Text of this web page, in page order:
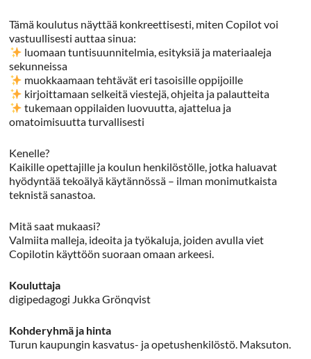
Tämä koulutus näyttää konkreettisesti, miten Copilot voi
vastuullisesti auttaa sinua:
luomaan tuntisuunnitelmia, esityksiä ja materiaaleja
sekunneissa
muokkaamaan tehtävät eri tasoisille oppijoille
kirjoittamaan selkeitä viestejä, ohjeita ja palautteita
tukemaan oppilaiden luovuutta, ajattelua ja
omatoimisuutta turvallisesti
Kenelle?
Kaikille opettajille ja koulun henkilöstölle, jotka haluavat
hyödyntää tekoälyä käytännössä – ilman monimutkaista
teknistä sanastoa.
Mitä saat mukaasi?
Valmiita malleja, ideoita ja työkaluja, joiden avulla viet
Copilotin käyttöön suoraan omaan arkeesi.
Kouluttaja
digipedagogi Jukka Grönqvist
Kohderyhmä ja hinta
Turun kaupungin kasvatus- ja opetushenkilöstö. Maksuton.